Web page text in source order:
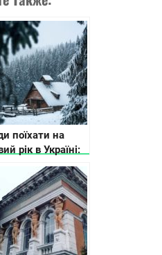
поїхати на
рік в Україні: